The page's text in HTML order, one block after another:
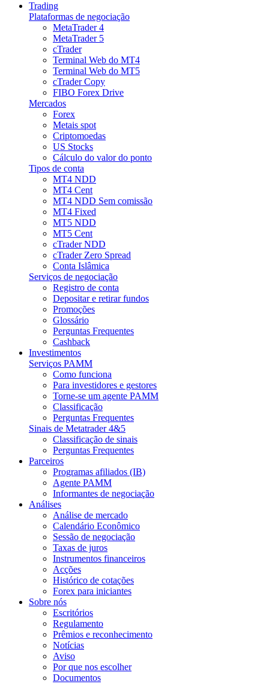
Trading
Plataformas de negociação
MetaTrader 4
MetaTrader 5
cTrader
Terminal Web do MT4
Terminal Web do MT5
cTrader Copy
FIBO Forex Drive
Mercados
Forex
Metais spot
Criptomoedas
US Stocks
Cálculo do valor do ponto
Tipos de conta
MT4 NDD
MT4 Cent
MT4 NDD Sem comissão
MT4 Fixed
MT5 NDD
MT5 Cent
cTrader NDD
cTrader Zero Spread
Conta Islâmica
Serviços de negociação
Registro de conta
Depositar e retirar fundos
Promoções
Glossário
Perguntas Frequentes
Cashback
Investimentos
Serviços PAMM
Como funciona
Para investidores e gestores
Torne-se um agente PAMM
Classificação
Perguntas Frequentes
Sinais de Metatrader 4&5
Classificação de sinais
Perguntas Frequentes
Parceiros
Programas afiliados (IB)
Agente PAMM
Informantes de negociação
Análises
Análise de mercado
Calendário Econômico
Sessão de negociação
Taxas de juros
Instrumentos financeiros
Acções
Histórico de cotações
Forex para iniciantes
Sobre nós
Escritórios
Regulamento
Prêmios e reconhecimento
Notícias
Aviso
Por que nos escolher
Documentos